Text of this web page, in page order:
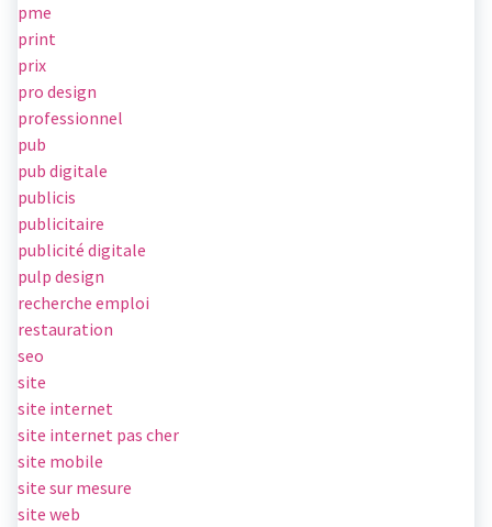
pme
print
prix
pro design
professionnel
pub
pub digitale
publicis
publicitaire
publicité digitale
pulp design
recherche emploi
restauration
seo
site
site internet
site internet pas cher
site mobile
site sur mesure
site web